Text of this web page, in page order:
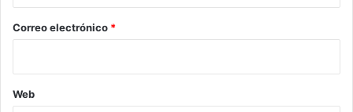
*
Correo electrónico *
Web